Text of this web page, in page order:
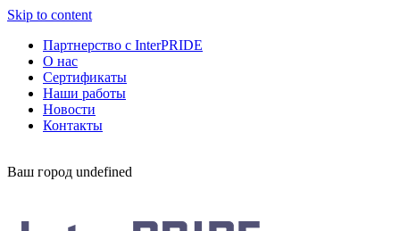
Skip to content
Партнерство с InterPRIDE
О нас
Сертификаты
Наши работы
Новости
Контакты
Ваш город undefined